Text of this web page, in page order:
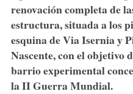
renovación completa de
estructura, situada a los
esquina de Via Isernia y
Nascente, con el objetivo
barrio experimental
la II Guerra Mundial.